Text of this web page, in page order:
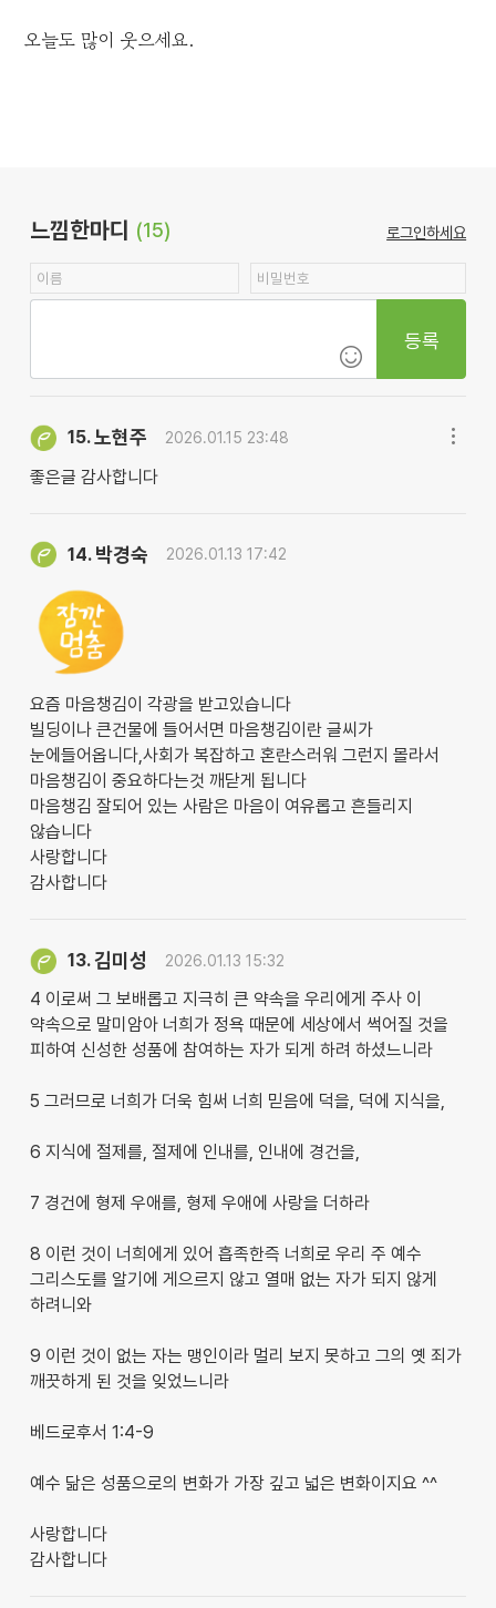
오늘도 많이 웃으세요.
느낌한마디 (15) 로그인하세요
등록
15.노현주 2026.01.15 23:48
좋은글 감사합니다
14. 박경숙 2026.01.13 17:42
요즘 마음챙김이 각광을 받고있습니다
빌딩이나 큰건물에 들어서면 마음챙김이란 글씨가
눈에들어옵니다,사회가 복잡하고 혼란스러워 그런지 몰라서
마음챙김이 중요하다는것 깨닫게 됩니다
마음챙김 잘되어 있는 사람은 마음이 여유롭고 흔들리지
않습니다
사랑합니다
감사합니다
13.김미성 2026.01.13 15:32
4 이로써 그 보배롭고 지극히 큰 약속을 우리에게 주사 이
약속으로 말미암아 너희가 정욕 때문에 세상에서 썩어질 것을
피하여 신성한 성품에 참여하는 자가 되게 하려 하셨느니라
5 그러므로 너희가 더욱 힘써 너희 믿음에 덕을, 덕에 지식을,
6 지식에 절제를, 절제에 인내를, 인내에 경건을,
7 경건에 형제 우애를, 형제 우애에 사랑을 더하라
8 이런 것이 너희에게 있어 흡족한즉 너희로 우리 주 예수
그리스도를 알기에 게으르지 않고 열매 없는 자가 되지 않게
하려니와
9 이런 것이 없는 자는 맹인이라 멀리 보지 못하고 그의 옛 죄가
깨끗하게 된 것을 잊었느니라
베드로후서 1:4-9
예수 닮은 성품으로의 변화가 가장 깊고 넓은 변화이지요 ^^
사랑합니다
감사합니다